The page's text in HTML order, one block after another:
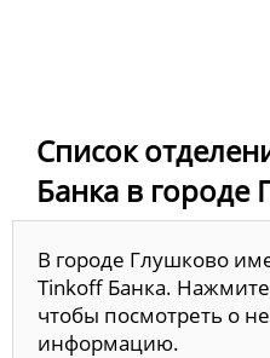
Список
Банка в городе
В городе Глушково
Tinkoff Банка.
чтобы посмотреть о
информацию.